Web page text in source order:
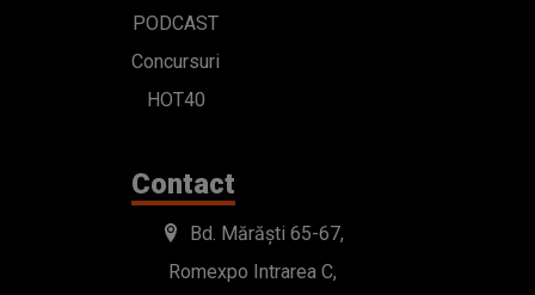
PODCAST
Concursuri
HOT40
Contact
Bd. Mărăști 65-67,
Romexpo Intrarea C,